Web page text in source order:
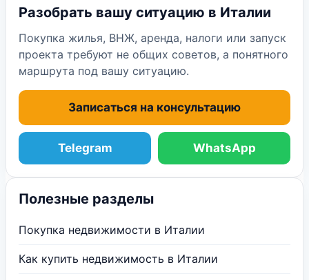
Разобрать вашу ситуацию в Италии
Покупка жилья, ВНЖ, аренда, налоги или запуск
проекта требуют не общих советов, а понятного
маршрута под вашу ситуацию.
Записаться на консультацию
Telegram WhatsApp
Полезные разделы
Покупка недвижимости в Италии
Как купить недвижимость в Италии